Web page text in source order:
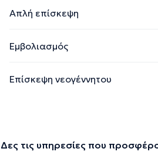
Απλή επίσκεψη
Εμβολιασμός
Επίσκεψη νεογέννητου
Δες τις υπηρεσίες που